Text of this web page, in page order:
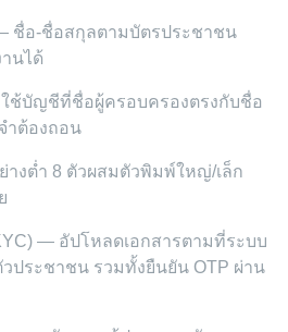
ชื่อ-ชื่อสกุลตามบัตรประชาชน
นได้
บัญชีที่ชื่อผู้ครอบครองตรงกับชื่อ
ำต้องถอน
งต่ำ 8 ตัวผสมตัวพิมพ์ใหญ่/เล็ก
— อัปโหลดเอกสารตามที่ระบบ
ประชาชน รวมทั้งยืนยัน OTP ผ่าน